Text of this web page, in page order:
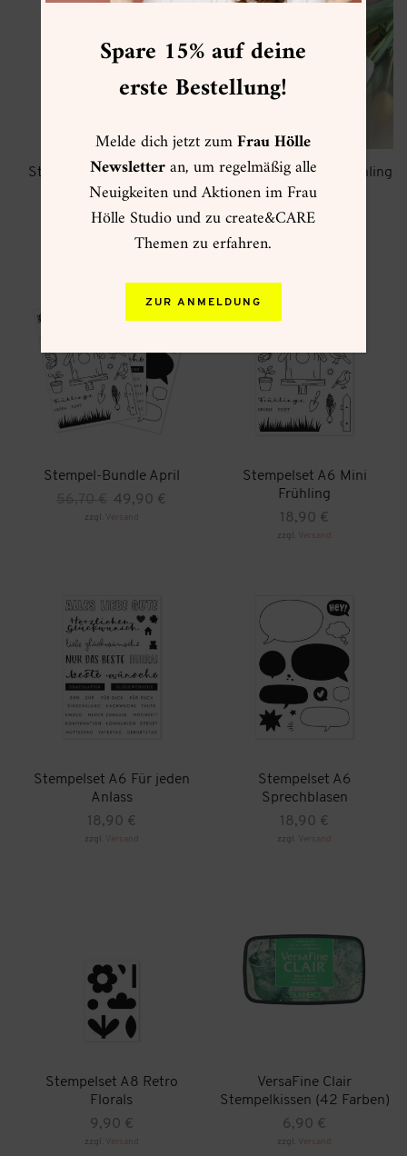
Stempelset A8 Take a bow
9,90€
zzgl.Versand
Überraschungsbox Frühling
(limitiert)
69,90
Stempel-Bundle April
Ursprünglicher
Preis
49,90 €
zzgl. Versand
Stempelset A6 Mini
Frühling
18,90 €
zzgl. Versand
Stempelset A6 Für jeden
Anlass
18,90 €
zzgl. Versand
Stempelset A6
Sprechblasen
18,90 €
zzgl. Versand
Stempelset A8 Retro
Florals
9,90 €
zzgl. Versand
VersaFine Clair
Stempelkissen (42 Farben)
6,90 €
zzgl. Versand
Spare 15% auf deine
erste Bestellung!
Melde dich jetzt zumFrau Hölle
Newsletteran, um regelmäßig alle
Neuigkeiten und Aktionen im Frau
Hölle Studio und zu create&CARE
Themen zu erfahren.
ZUR ANMELDUNG